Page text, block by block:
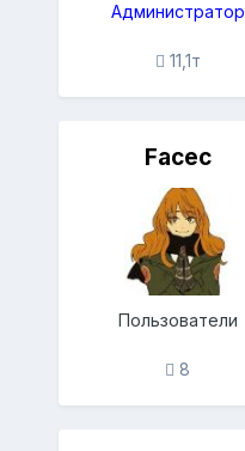
Администратор
11,1т
Facec
Пользователи
8